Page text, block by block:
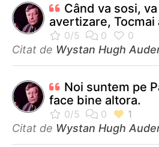
Când va sosi,
avertizare, Tocmai
Citat de Wystan Hugh
Noi suntem pe
face bine altora.
Citat de Wystan Hugh